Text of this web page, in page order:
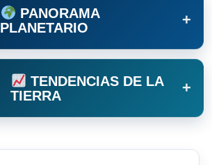
PANORAMA
PLANETARIO
+
TENDENCIAS DE LA
TIERRA
+